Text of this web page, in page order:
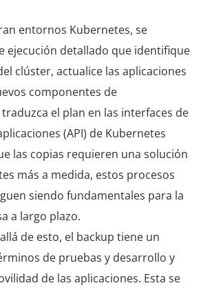
entornos Kubernetes, se
ejecución detallado que identifique
clúster, actualice las aplicaciones
componentes de
el plan en las interfaces de
(API) de Kubernetes
las copias requieren una solución
más a medida, estos procesos
siendo fundamentales para la
a largo plazo.
de esto, el backup tiene un
de pruebas y desarrollo y
de las aplicaciones. Esta se